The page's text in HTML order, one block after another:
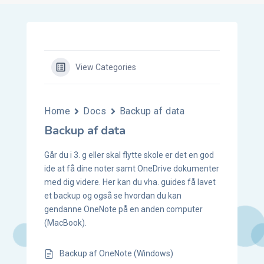
View Categories
Home Docs Backup af data
Backup af data
Går du i 3. g eller skal flytte skole er det en god
ide at få dine noter samt OneDrive dokumenter
med dig videre. Her kan du vha. guides få lavet
et backup og også se hvordan du kan
gendanne OneNote på en anden computer
(MacBook).
Backup af OneNote (Windows)